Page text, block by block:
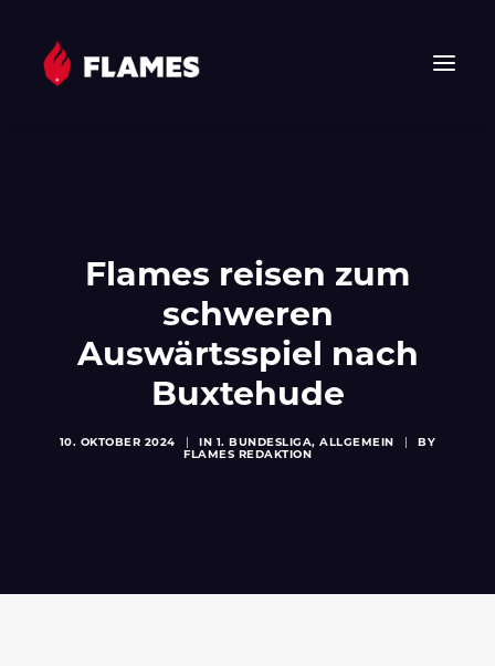
JUNIOR FLAMES
VEREIN
SPONSOREN & PARTNER
TICKETS
Flames reisen zum
schweren
Auswärtsspiel nach
Buxtehude
10. OKTOBER 2024 IN 1. BUNDESLIGA,ALLGEMEIN
BY
FLAMES REDAKTION